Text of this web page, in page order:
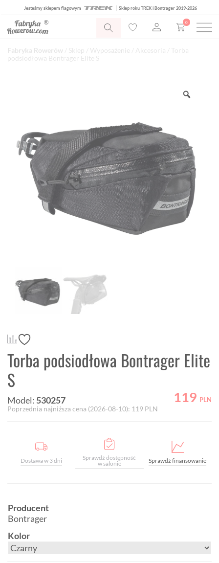
Jesteśmy sklepem flagowym Sklep roku TREK i Bontrager 2019-2026
0
Fabryka Rowerów Sklep Wyposażenie Akcesoria / Torba
podsiodłowa Bontrager Elite S
Torba podsiodłowa Bontrager Elite
S
Model: 530257 119 PLN
Poprzednia najniższa cena (2026-08-10): 119 PLN
Dostawa w 3 dni
Sprawdź dostępność
w salonie
Sprawdź finansowanie
Producent
Bontrager
Kolor